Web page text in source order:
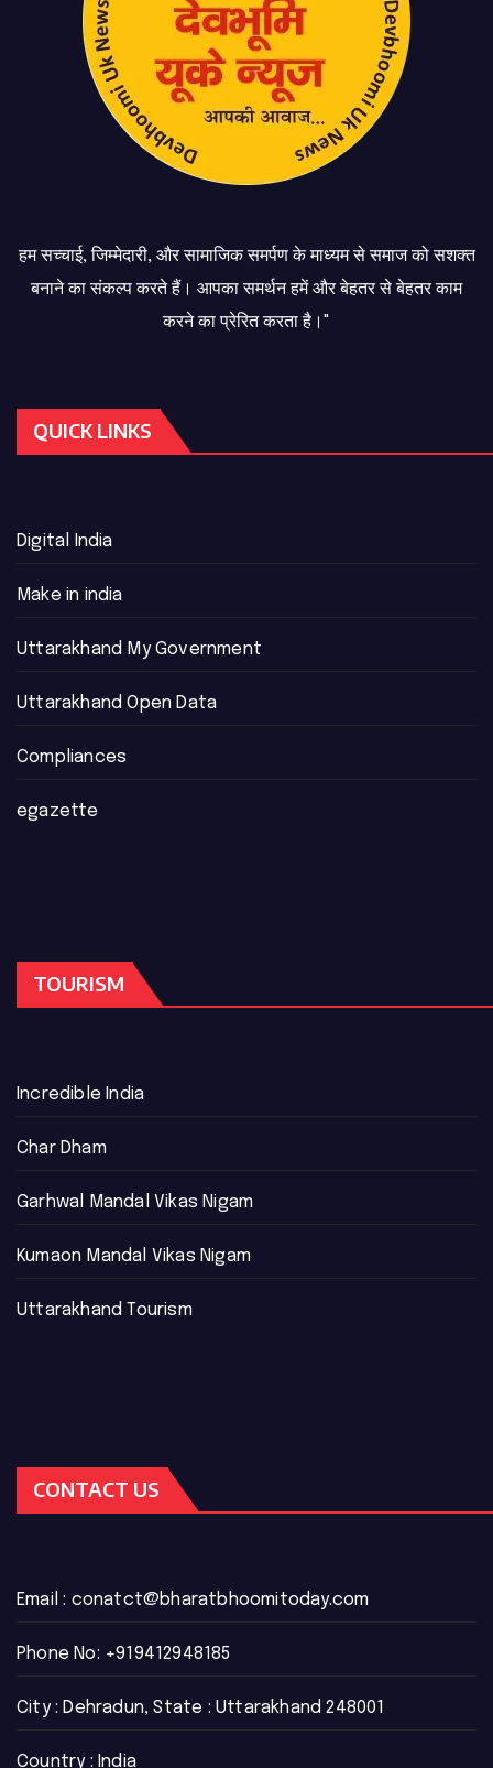
हम सच्चाई, जिम्मेदारी, और सामाजिक समर्पण के माध्यम से समाज को सशक्त
बनाने का संकल्प करते हैं। आपका समर्थन हमें और बेहतर से बेहतर काम
करने का प्रेरित करता है।"
QUICK LINKS
Digital India
Make in india
Uttarakhand My Government
Uttarakhand Open Data
Compliances
egazette
TOURISM
Incredible India
Char Dham
Garhwal Mandal Vikas Nigam
Kumaon Mandal Vikas Nigam
Uttarakhand Tourism
CONTACT US
Email : conatct@bharatbhoomitoday.com
Phone No: +919412948185
City : Dehradun, State : Uttarakhand 248001
Country : India